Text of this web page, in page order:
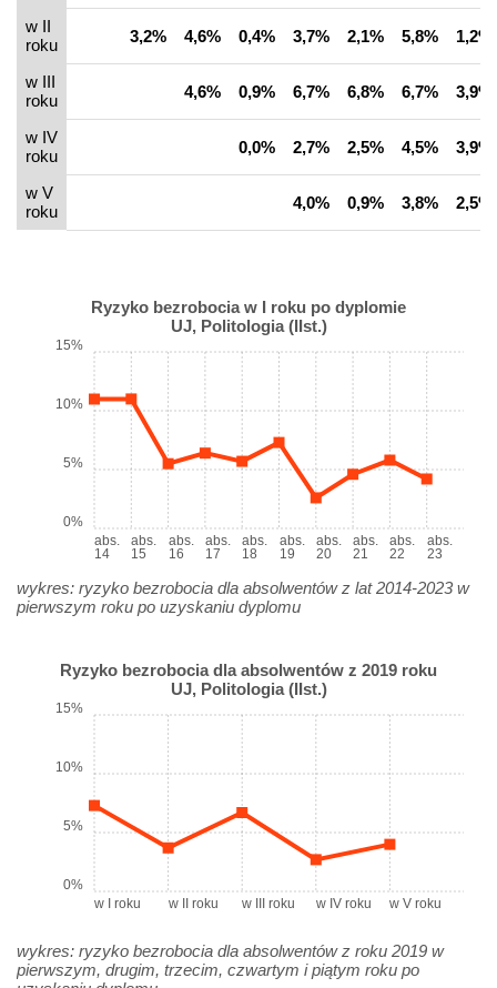
w II
roku
3,2% 4,6% 0,4% 3,7% 2,1% 5,8% 1,2%
w III
roku
4,6% 0,9% 6,7% 6,8% 6,7% 3,9%
w IV
roku
0,0% 2,7% 2,5% 4,5% 3,9%
w V
roku
4,0% 0,9% 3,8% 2,5%
Ryzyko bezrobocia w I roku po dyplomie
UJ, Politologia (IIst.)
abs.
14
abs.
15
abs.
16
abs.
17
abs.
18
abs.
19
abs.
20
abs.
21
abs.
22
abs.
23
0%
5%
10%
15%
wykres: ryzyko bezrobocia dla absolwentów z lat 2014-2023 w
pierwszym roku po uzyskaniu dyplomu
Ryzyko bezrobocia dla absolwentów z 2019 roku
UJ, Politologia (IIst.)
w I roku w II roku w III roku w IV roku w V roku
0%
5%
10%
15%
wykres: ryzyko bezrobocia dla absolwentów z roku 2019 w
pierwszym, drugim, trzecim, czwartym i piątym roku po